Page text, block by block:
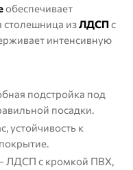
обеспечивает
столешница изЛДСПс
интенсивную
подстройка под
посадки.
устойчивость к
ЛДСП с кромкой ПВХ,